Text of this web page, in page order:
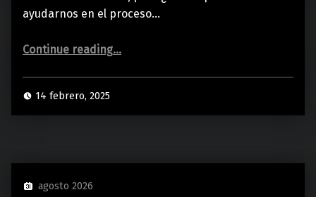
ayudarnos en el proceso…
Continue reading“¿Se puede CREAR PARTITURAS con IA?”
…
14 febrero, 2025
agosto 2026